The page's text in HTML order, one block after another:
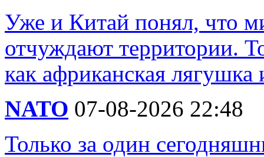
Уже и Китай понял, что
отчуждают территории.
как африканская лягушка
NATO 07-08-2026 22:48
Только за один